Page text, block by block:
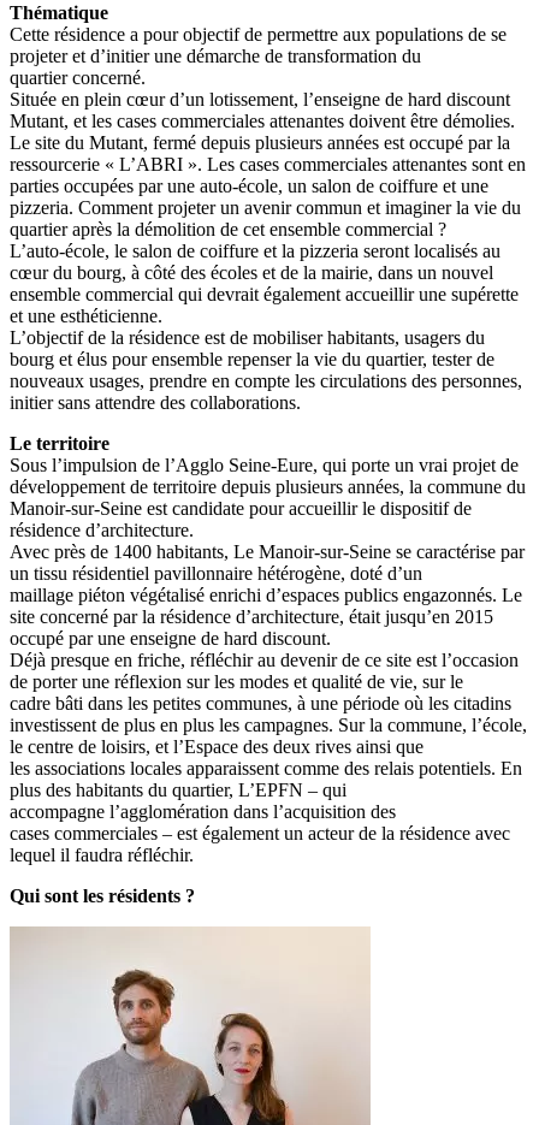
Thématique
Cette résidence a pour objectif de permettre aux populations de se
projeter et d’initier une démarche de transformation du
quartier concerné.
Située en plein cœur d’un lotissement, l’enseigne de hard discount
Mutant, et les cases commerciales attenantes doivent être démolies.
Le site du Mutant, fermé depuis plusieurs années est occupé par la
ressourcerie « L’ABRI ». Les cases commerciales attenantes sont en
parties occupées par une auto-école, un salon de coiffure et une
pizzeria. Comment projeter un avenir commun et imaginer la vie du
quartier après la démolition de cet ensemble commercial ?
L’auto-école, le salon de coiffure et la pizzeria seront localisés au
cœur du bourg, à côté des écoles et de la mairie, dans un nouvel
ensemble commercial qui devrait également accueillir une supérette
et une esthéticienne.
L’objectif de la résidence est de mobiliser habitants, usagers du
bourg et élus pour ensemble repenser la vie du quartier, tester de
nouveaux usages, prendre en compte les circulations des personnes,
initier sans attendre des collaborations.
Le territoire
Sous l’impulsion de l’Agglo Seine-Eure, qui porte un vrai projet de
développement de territoire depuis plusieurs années, la commune du
Manoir-sur-Seine est candidate pour accueillir le dispositif de
résidence d’architecture.
Avec près de 1400 habitants, Le Manoir-sur-Seine se caractérise par
un tissu résidentiel pavillonnaire hétérogène, doté d’un
maillage piéton végétalisé enrichi d’espaces publics engazonnés. Le
site concerné par la résidence d’architecture, était jusqu’en 2015
occupé par une enseigne de hard discount.
Déjà presque en friche, réfléchir au devenir de ce site est l’occasion
de porter une réflexion sur les modes et qualité de vie, sur le
cadre bâti dans les petites communes, à une période où les citadins
investissent de plus en plus les campagnes. Sur la commune, l’école,
le centre de loisirs, et l’Espace des deux rives ainsi que
les associations locales apparaissent comme des relais potentiels. En
plus des habitants du quartier, L’EPFN – qui
accompagne l’agglomération dans l’acquisition des
cases commerciales – est également un acteur de la résidence avec
lequel il faudra réfléchir.
Qui sont les résidents ?